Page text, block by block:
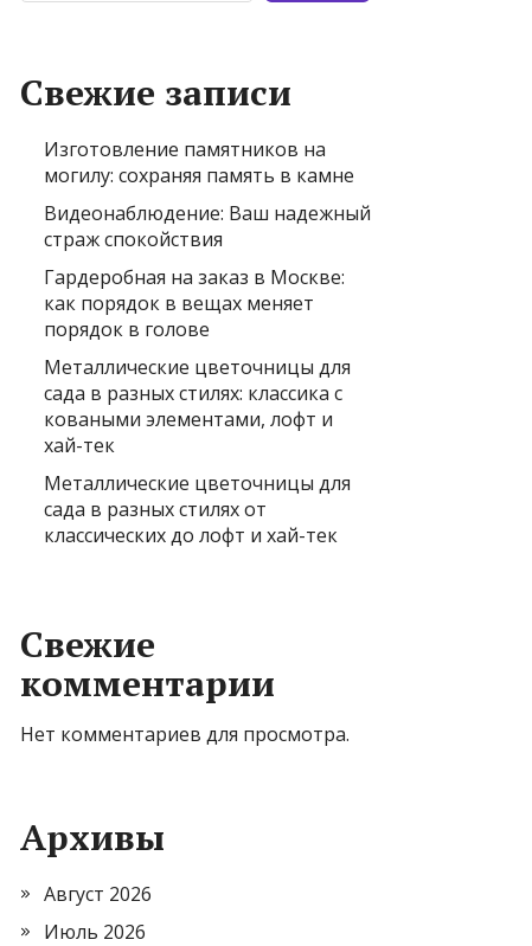
Свежие записи
Изготовление памятников на
могилу: сохраняя память в камне
Видеонаблюдение: Ваш надежный
страж спокойствия
Гардеробная на заказ в Москве:
как порядок в вещах меняет
порядок в голове
Металлические цветочницы для
сада в разных стилях: классика с
коваными элементами, лофт и
хай-тек
Металлические цветочницы для
сада в разных стилях от
классических до лофт и хай-тек
Свежие
комментарии
Нет комментариев для просмотра.
Архивы
Август 2026
Июль 2026